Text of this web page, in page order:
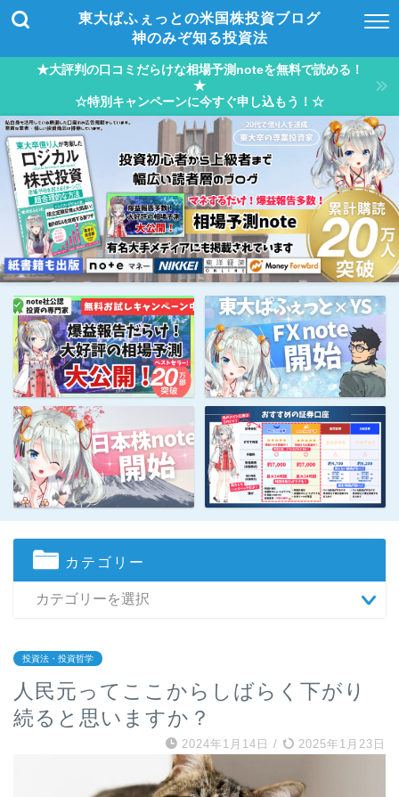
東大ぱふぇっとの米国株投資ブログ
神のみぞ知る投資法
★大評判の口コミだらけな相場予測noteを無料で読める！
★
☆特別キャンペーンに今すぐ申し込もう！☆
カテゴリー
投資法・投資哲学
人民元ってここからしばらく下がり
続ると思いますか？
2024年1月14日 / 2025年1月23日